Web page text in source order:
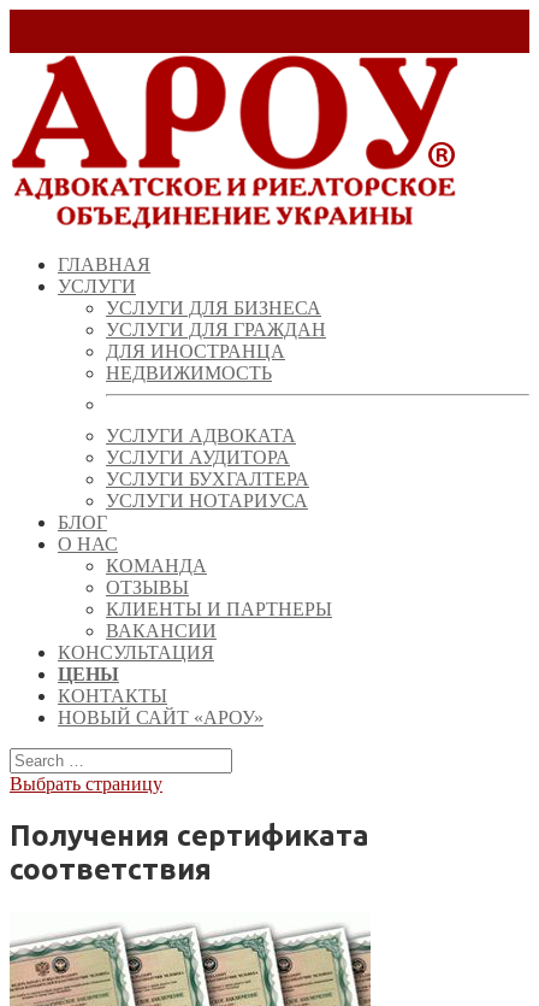
ГЛАВНАЯ
УСЛУГИ
УСЛУГИ ДЛЯ БИЗНЕСА
УСЛУГИ ДЛЯ ГРАЖДАН
ДЛЯ ИНОСТРАНЦА
НЕДВИЖИМОСТЬ
УСЛУГИ АДВОКАТА
УСЛУГИ АУДИТОРА
УСЛУГИ БУХГАЛТЕРА
УСЛУГИ НОТАРИУСА
БЛОГ
О НАС
КОМАНДА
ОТЗЫВЫ
КЛИЕНТЫ И ПАРТНЕРЫ
ВАКАНСИИ
КОНСУЛЬТАЦИЯ
ЦЕНЫ
КОНТАКТЫ
НОВЫЙ САЙТ «АРОУ»
Выбрать страницу
Получения сертификата
соответствия